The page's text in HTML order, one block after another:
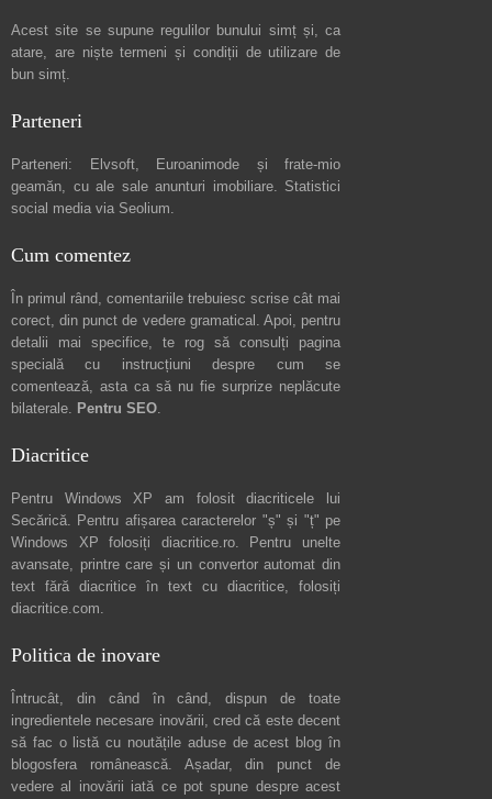
Acest site se supune regulilor bunului simț și, ca
atare, are niștetermeni și condiții de utilizare de
bun simț.
Parteneri
Parteneri: Elvsoft, Euroanimode și frate-mio
geamăn, cu ale sale anunturi imobiliare. Statistici
social media via Seolium.
Cum comentez
În primul rând, comentariile trebuiesc scrise cât mai
corect, din punct de vedere gramatical. Apoi, pentru
detalii mai specifice, te rog să consulți pagina
specială cu instrucțiuni despre cum se
comentează, asta ca să nu fie surprize neplăcute
bilaterale. Pentru SEO.
Diacritice
Pentru Windows XP am folosit diacriticele lui
Secărică. Pentru afișarea caracterelor "ș" și "ț" pe
Windows XP folosiți diacritice.ro. Pentru unelte
avansate, printre care și un convertor automat din
text fără diacritice în text cu diacritice, folosiți
diacritice.com.
Politica de inovare
Întrucât, din când în când, dispun de toate
ingredientele necesare inovării, cred că este decent
să fac o listă cu noutățile aduse de acest blog în
blogosfera românească. Așadar, din punct de
vedere al inovării iată ce pot spune despre acest